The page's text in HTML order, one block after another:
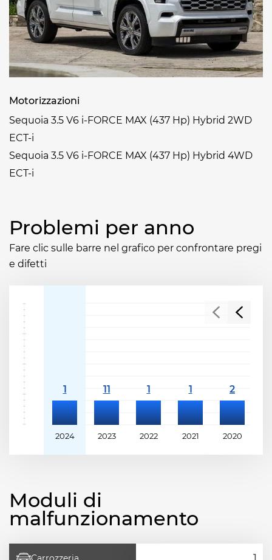
Motorizzazioni
Sequoia 3.5 V6 i-FORCE MAX (437 Hp) Hybrid 2WD
ECT-i
Sequoia 3.5 V6 i-FORCE MAX (437 Hp) Hybrid 4WD
ECT-i
Problemi per anno
Fare clic sulle barre nel grafico per confrontare pregi
e difetti
2024 2023 2022 2021 2020
Moduli di
malfunzionamento